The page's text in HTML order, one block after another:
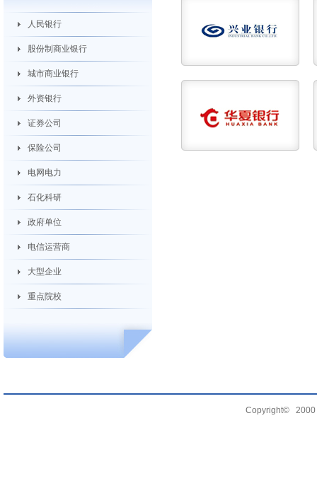
人民银行
股份制商业银行
城市商业银行
外资银行
证券公司
保险公司
电网电力
石化科研
政府单位
电信运营商
大型企业
重点院校
Copyright©